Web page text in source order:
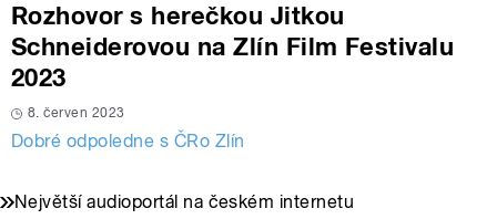
Rozhovor s herečkou Jitkou
Schneiderovou na Zlín Film Festivalu
2023
8. červen 2023
Dobré odpoledne s ČRo Zlín
Největší audioportál na českém internetu